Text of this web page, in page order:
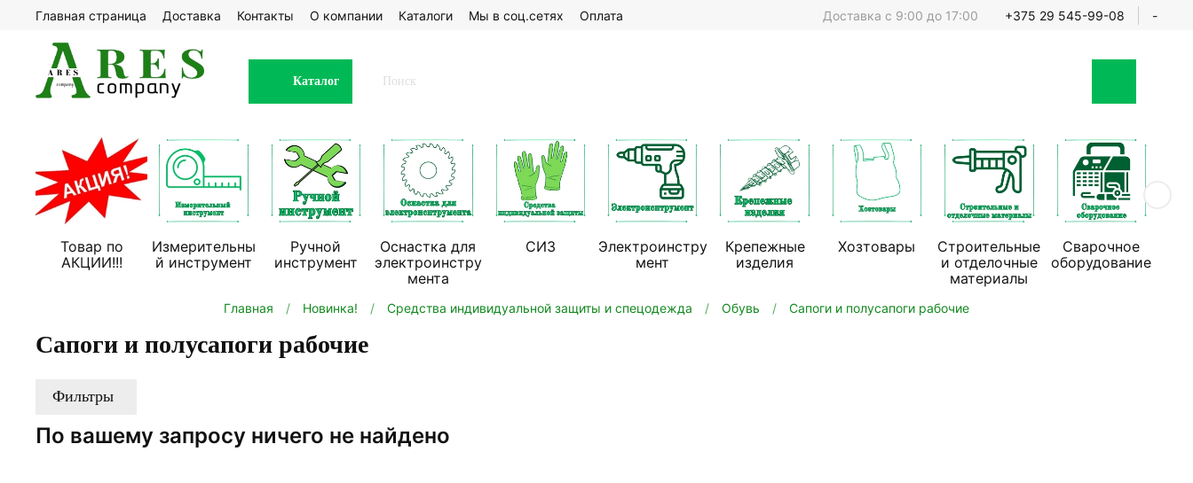
Главная страница Доставка Контакты О компании Каталоги Мы в соц.сетях Оплата Доставка с 9:00 до 17:00 +375 29 545-99-08 -
Каталог
Товар по
АКЦИИ!!!
Измерительны
й инструмент
Ручной
инструмент
Оснастка для
электроинстру
мента
СИЗ
Электроинстру
мент
Крепежные
изделия
Хозтовары
Строительные
и отделочные
материалы
Сварочное
оборудование
Главная Новинка! Средства индивидуальной защиты и спецодежда Обувь Сапоги и полусапоги рабочие
Сапоги и полусапоги рабочие
Фильтры
По вашему запросу ничего не найдено